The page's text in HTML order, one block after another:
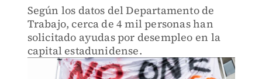
Según los datos del Departamento de
Trabajo, cerca de 4 mil personas han
solicitado ayudas por desempleo en la
capital estadunidense.